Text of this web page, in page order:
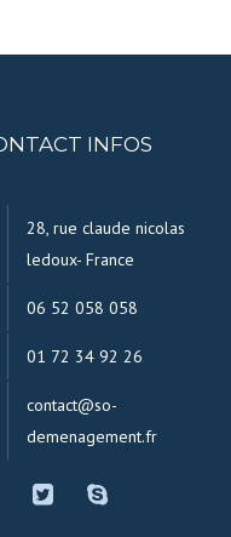
INFOS
28, rue claude nicolas
ledoux- France
06 52 058 058
01 72 34 92 26
contact@so-
demenagement.fr